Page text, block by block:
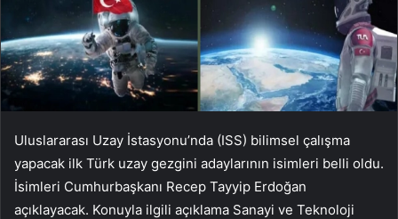
Uluslararası Uzay İstasyonu’nda (ISS) bilimsel çalışma
yapacak ilk Türk uzay gezgini adaylarının isimleri belli oldu.
İsimleri Cumhurbaşkanı Recep Tayyip Erdoğan
açıklayacak. Konuyla ilgili açıklama Sanayi ve Teknoloji